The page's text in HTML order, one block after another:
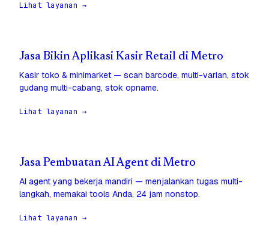
Lihat layanan →
Jasa Bikin Aplikasi Kasir Retail di Metro
Kasir toko & minimarket — scan barcode, multi-varian, stok
gudang multi-cabang, stok opname.
Lihat layanan →
Jasa Pembuatan AI Agent di Metro
AI agent yang bekerja mandiri — menjalankan tugas multi-
langkah, memakai tools Anda, 24 jam nonstop.
Lihat layanan →